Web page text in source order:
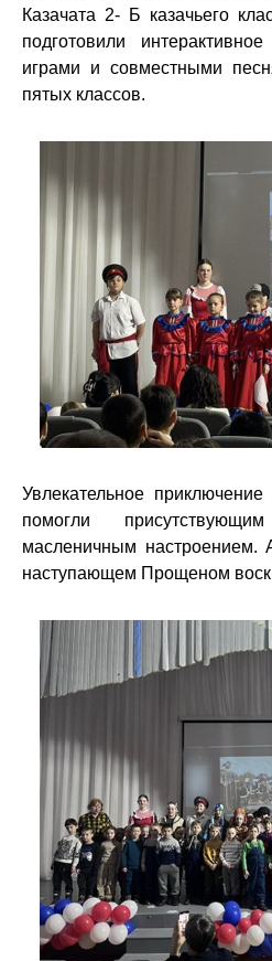
Казачата 2- Б казачьего
подготовили
играми и совместными
пятых классов.
Увлекательное
помогли
масленичным
наступающем Прощеном